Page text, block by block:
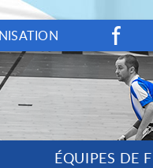
ÉQUIPES DE
Facebook